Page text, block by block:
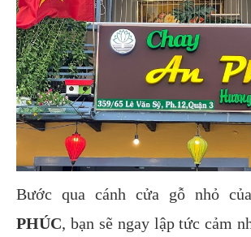
Bước qua cánh cửa gỗ nhỏ
PHÚC, bạn sẽ ngay lập tức cảm